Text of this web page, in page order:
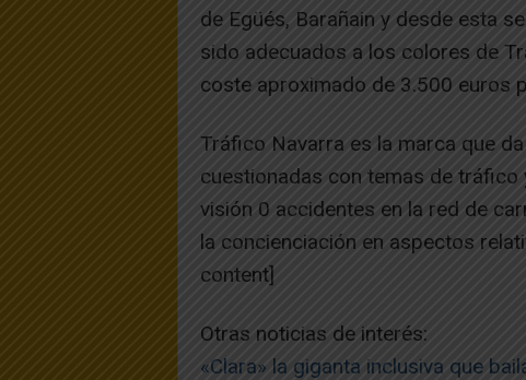
de Egüés, Barañain y desde esta
sido adecuados a los colores de
coste aproximado de 3.500 euros
Tráfico Navarra es la marca que
cuestionadas con temas de tráfico
visión 0 accidentes en la red de
la concienciación en aspectos
content]
Otras noticias de interés:
«Clara» la giganta inclusiva que